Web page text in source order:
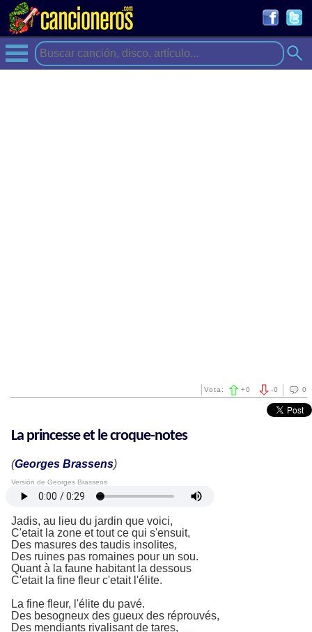
0
-0
Vota: +0
La princesse et le croque-notes
(Georges Brassens)
Versión de Georges Brassens
Jadis, au lieu du jardin que voici,
C'etait la zone et tout ce qui s'ensuit,
Des masures des taudis insolites,
Des ruines pas romaines pour un sou.
Quant à la faune habitant la dessous
C'etait la fine fleur c'etait l'élite.
La fine fleur, l'élite du pavé.
Des besogneux des gueux des réprouvés,
Des mendiants rivalisant de tares,